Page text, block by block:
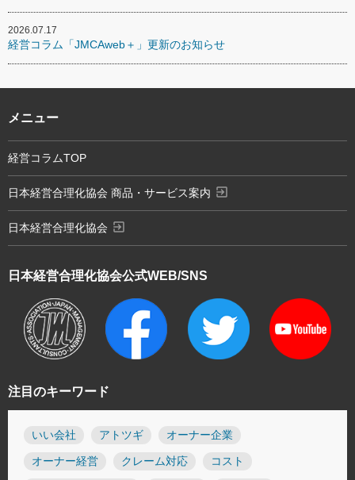
2026.07.17
経営コラム「JMCAweb＋」更新のお知らせ
注目のキーワード
いい会社 アトツギ オーナー企業
オーナー経営 クレーム対応 コスト
日本経営合理化協会公式WEB/SNS
メニュー
経営コラムTOP
日本経営合理化協会 商品・サービス案内 exit_to_app
日本経営合理化協会 exit_to_app